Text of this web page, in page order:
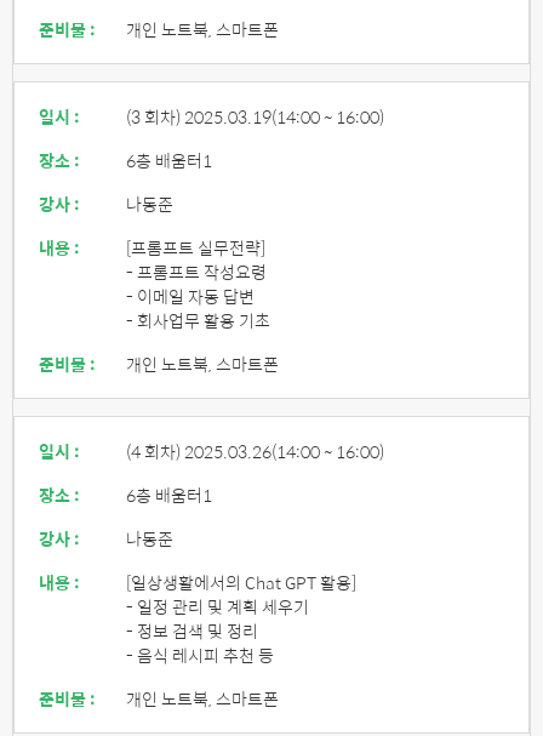
준비물 :
개인 노트북, 스마트폰
일시 : (3 회차) 2025.03.19(14:00 ~ 16:00)
장소 :
6층 배움터1
강사 :
나동준
내용 :
[프롬프트 실무전략]
- 프롬프트 작성요령
- 이메일 자동 답변
- 회사업무 활용 기초
준비물 :
개인 노트북, 스마트폰
일시 : (4 회차) 2025.03.26(14:00 ~ 16:00)
장소 :
6층 배움터1
강사 :
나동준
내용 :
[일상생활에서의 Chat GPT 활용]
- 일정 관리 및 계획 세우기
- 정보 검색 및 정리
- 음식 레시피 추천 등
준비물 :
개인 노트북, 스마트폰